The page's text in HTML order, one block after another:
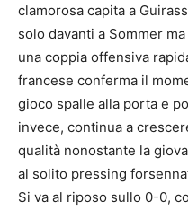
clamorosa capita a
solo davanti a Sommer
una coppia offensiva
francese conferma il
gioco spalle alla porta e
invece, continua a
qualità nonostante la
al solito pressing
Si va al riposo sullo 0-0,